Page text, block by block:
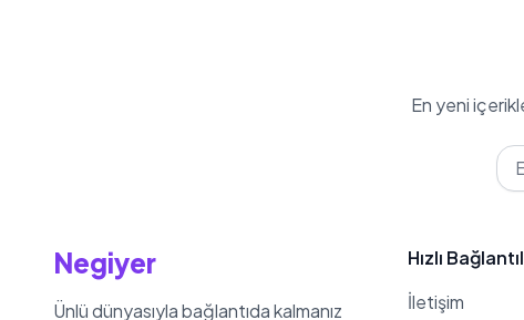
En yeni
Negiyer
Ünlü dünyasıyla bağlantıda kalmanız
Hızlı
İletişim